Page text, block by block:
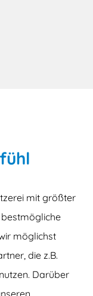
mit größter
möglichst
die z.B.
Darüber